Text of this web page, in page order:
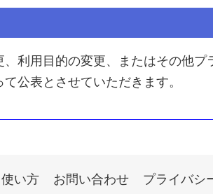
利用目的の変更、またはその他プ
公表とさせていただきます。
使い方 お問い合わせ プライバシ